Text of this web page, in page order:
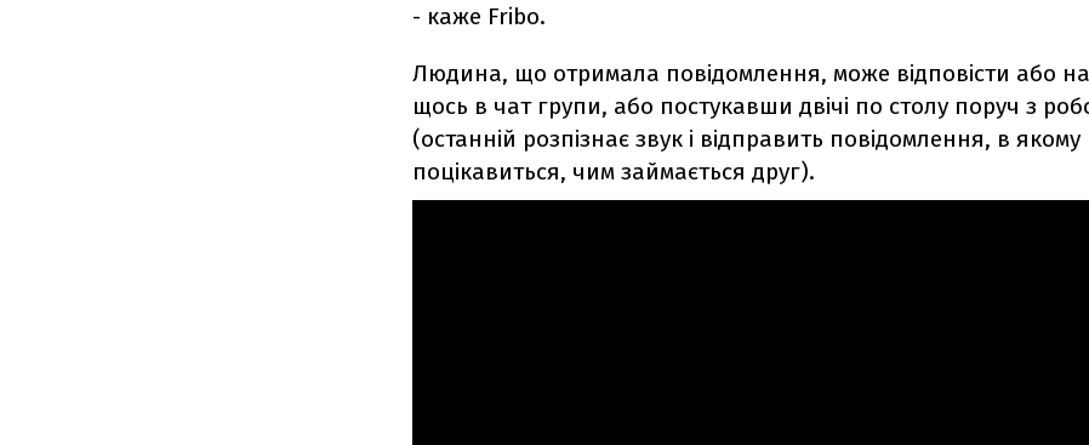
- каже Fribo.
Людина, що отримала повідомлення, може відповісти або
щось в чат групи, або постукавши двічі по столу поруч з
(останній розпізнає звук і відправить повідомлення, в якому
поцікавиться, чим займається друг).